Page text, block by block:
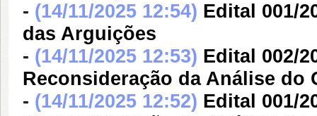
- (14/11/2025 12:54) Edital 001/
das Arguições
- (14/11/2025 12:53) Edital 002/
Reconsideração da Análise do
- (14/11/2025 12:52) Edital 001/